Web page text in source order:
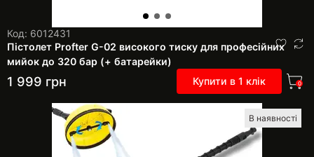
Код: 6012431
Пістолет Profter G-02 високого тиску для професійних
мийок до 320 бар (+ батарейки)
1 999 грн Купити в 1 клік 0
В наявності